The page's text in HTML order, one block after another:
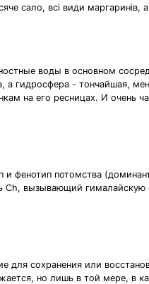
сало, всі види маргаринів,
воды в основном
гидросфера - тончайшая,
на его ресницах. И очень
фенотип потомства
вызывающий
для сохранения или
но лишь в той мере, в